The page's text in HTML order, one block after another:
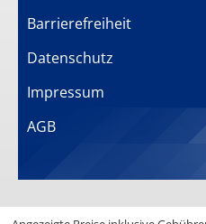
Barrierefreiheit
Datenschutz
Impressum
AGB